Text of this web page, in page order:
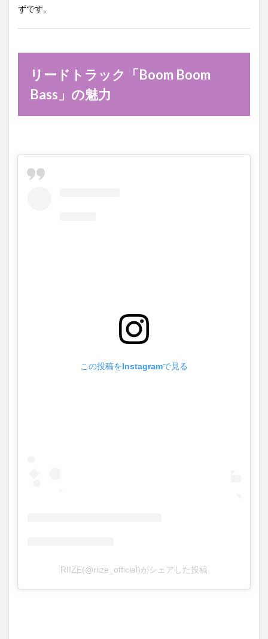
ずです。
リードトラック「Boom Boom
Bass」の魅力
この投稿をInstagramで見る
RIIZE(@riize_official)がシェアした投稿